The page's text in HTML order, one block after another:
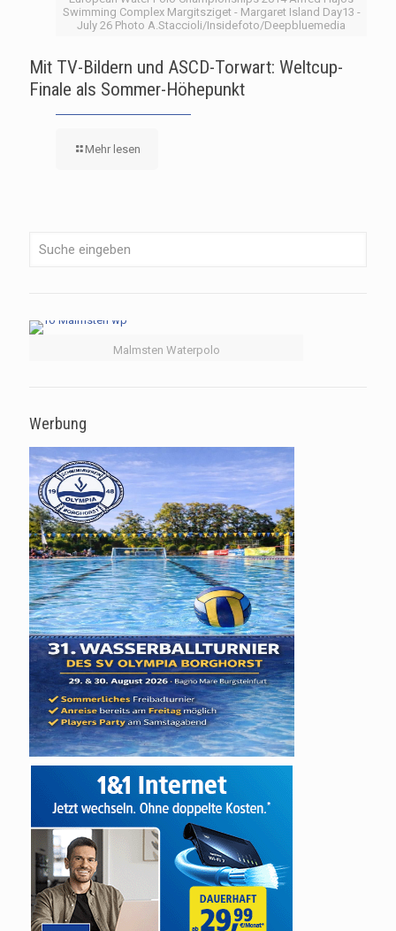
Swimming Complex Margitsziget - Margaret Island Day13 -
July 26 Photo A.Staccioli/Insidefoto/Deepbluemedia
Mit TV-Bildern und ASCD-Torwart: Weltcup-
Finale als Sommer-Höhepunkt
Mehr lesen
Malmsten Waterpolo
Werbung